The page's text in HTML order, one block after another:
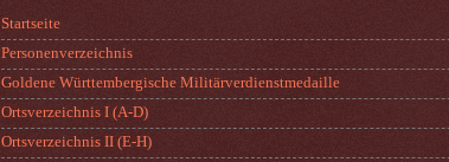
Startseite
Personenverzeichnis
Goldene Württembergische Militärverdienstmedaille
Ortsverzeichnis I (A-D)
Ortsverzeichnis II (E-H)